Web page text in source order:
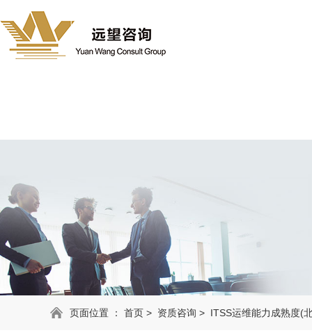
页面位置 ： 首页 > 资质咨询 > ITSS运维能力成熟度(